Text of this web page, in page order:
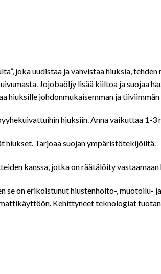
jokauudistaa ja vahvistaa hiuksia,
Jojobaöljy lisää kiiltoa ja suojaa
hiuksille johdonmukaisemman ja
hiuksiin. Anna vaikuttaa 1-3
hiukset. Tarjoaa suojan ympäristötekijöiltä.
kanssa, jotka on räätälöity
se on erikoistunut hiustenhoito-, muotoilu-
Kehittyneet teknologiat